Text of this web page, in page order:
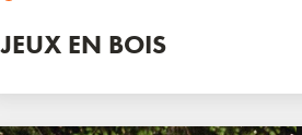
JEUX EN BOIS